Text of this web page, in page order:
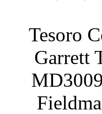
Tesoro
Garrett